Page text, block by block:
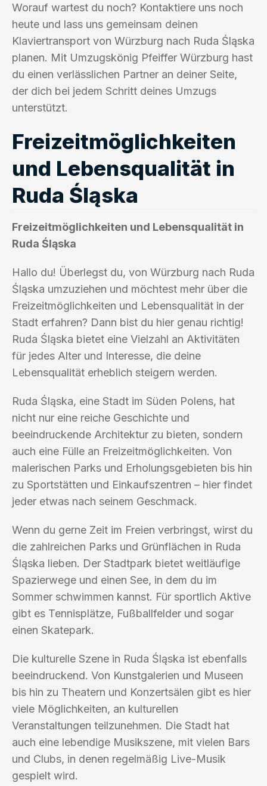
Worauf wartest du noch? Kontaktiere uns noch
heute und lass uns gemeinsam deinen
Klaviertransport von Würzburg nach Ruda Śląska
planen. Mit Umzugskönig Pfeiffer Würzburg hast
du einen verlässlichen Partner an deiner Seite,
der dich bei jedem Schritt deines Umzugs
unterstützt.
Freizeitmöglichkeiten
und Lebensqualität in
Ruda Śląska
Freizeitmöglichkeiten und Lebensqualität in
Ruda Śląska
Hallo du! Überlegst du, von Würzburg nach Ruda
Śląska umzuziehen und möchtest mehr über die
Freizeitmöglichkeiten und Lebensqualität in der
Stadt erfahren? Dann bist du hier genau richtig!
Ruda Śląska bietet eine Vielzahl an Aktivitäten
für jedes Alter und Interesse, die deine
Lebensqualität erheblich steigern werden.
Ruda Śląska, eine Stadt im Süden Polens, hat
nicht nur eine reiche Geschichte und
beeindruckende Architektur zu bieten, sondern
auch eine Fülle an Freizeitmöglichkeiten. Von
malerischen Parks und Erholungsgebieten bis hin
zu Sportstätten und Einkaufszentren – hier findet
jeder etwas nach seinem Geschmack.
Wenn du gerne Zeit im Freien verbringst, wirst du
die zahlreichen Parks und Grünflächen in Ruda
Śląska lieben. Der Stadtpark bietet weitläufige
Spazierwege und einen See, in dem du im
Sommer schwimmen kannst. Für sportlich Aktive
gibt es Tennisplätze, Fußballfelder und sogar
einen Skatepark.
Die kulturelle Szene in Ruda Śląska ist ebenfalls
beeindruckend. Von Kunstgalerien und Museen
bis hin zu Theatern und Konzertsälen gibt es hier
viele Möglichkeiten, an kulturellen
Veranstaltungen teilzunehmen. Die Stadt hat
auch eine lebendige Musikszene, mit vielen Bars
und Clubs, in denen regelmäßig Live-Musik
gespielt wird.